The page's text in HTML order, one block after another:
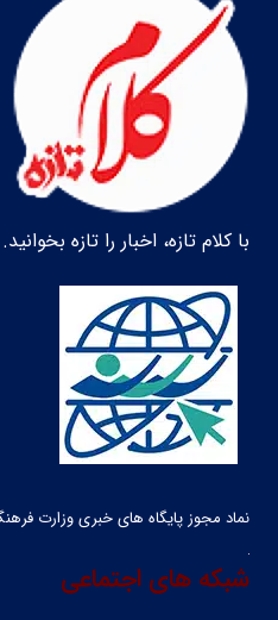
با کلام تازه، اخبار را تازه بخوانید.
نماد مجوز پایگاه های خبری وزارت
شبکه های اجتماعی